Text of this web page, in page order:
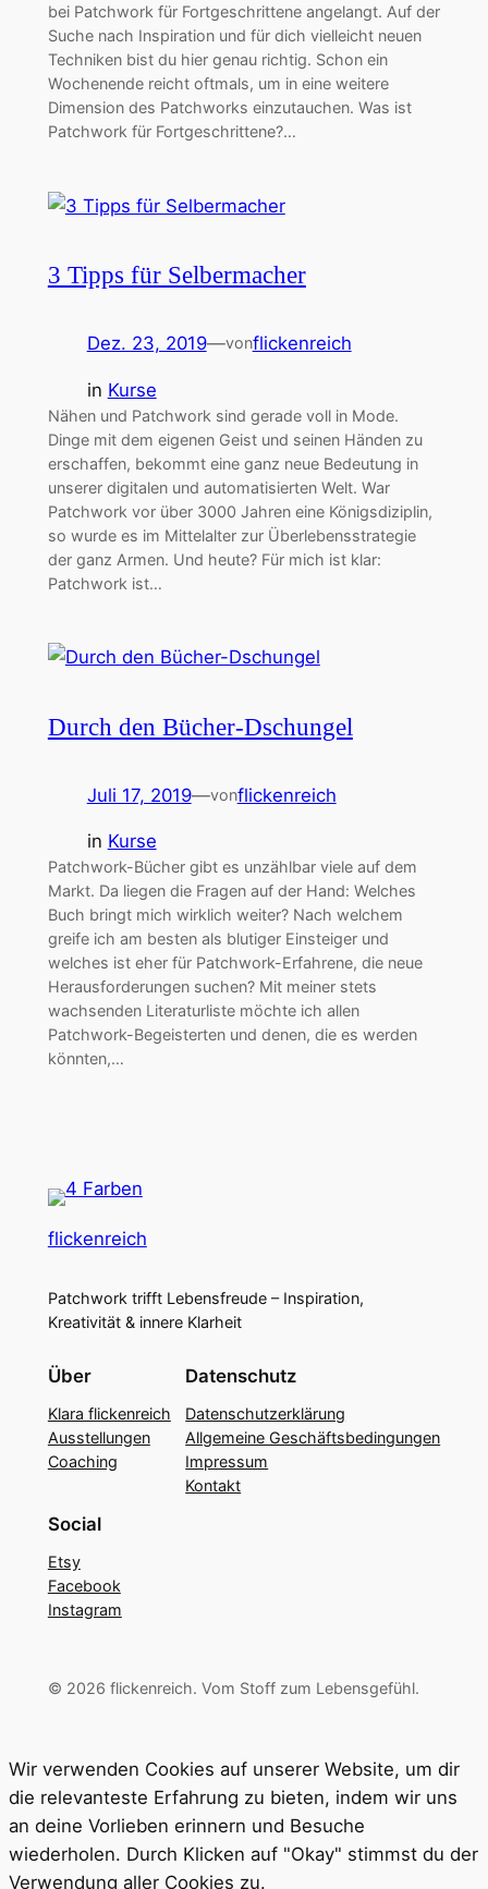
bei Patchwork für Fortgeschrittene angelangt. Auf der
Suche nach Inspiration und für dich vielleicht neuen
Techniken bist du hier genau richtig. Schon ein
Wochenende reicht oftmals, um in eine weitere
Dimension des Patchworks einzutauchen. Was ist
Patchwork für Fortgeschrittene?…
3 Tipps für Selbermacher
Dez. 23, 2019—vonflickenreich
in Kurse
Nähen und Patchwork sind gerade voll in Mode.
Dinge mit dem eigenen Geist und seinen Händen zu
erschaffen, bekommt eine ganz neue Bedeutung in
unserer digitalen und automatisierten Welt. War
Patchwork vor über 3000 Jahren eine Königsdiziplin,
so wurde es im Mittelalter zur Überlebensstrategie
der ganz Armen. Und heute? Für mich ist klar:
Patchwork ist…
Durch den Bücher-Dschungel
Juli 17, 2019—vonflickenreich
in Kurse
Patchwork-Bücher gibt es unzählbar viele auf dem
Markt. Da liegen die Fragen auf der Hand: Welches
Buch bringt mich wirklich weiter? Nach welchem
greife ich am besten als blutiger Einsteiger und
welches ist eher für Patchwork-Erfahrene, die neue
Herausforderungen suchen? Mit meiner stets
wachsenden Literaturliste möchte ich allen
Patchwork-Begeisterten und denen, die es werden
könnten,…
flickenreich
Patchwork trifft Lebensfreude – Inspiration,
Kreativität & innere Klarheit
Über
Klara flickenreich
Ausstellungen
Coaching
Datenschutz
Datenschutzerklärung
Allgemeine Geschäftsbedingungen
Impressum
Kontakt
Social
Etsy
Facebook
Instagram
© 2026 flickenreich. Vom Stoff zum Lebensgefühl.
Wir verwenden Cookies auf unserer Website, um dir
die relevanteste Erfahrung zu bieten, indem wir uns
an deine Vorlieben erinnern und Besuche
wiederholen. Durch Klicken auf "Okay" stimmst du der
Verwendung aller Cookies zu.